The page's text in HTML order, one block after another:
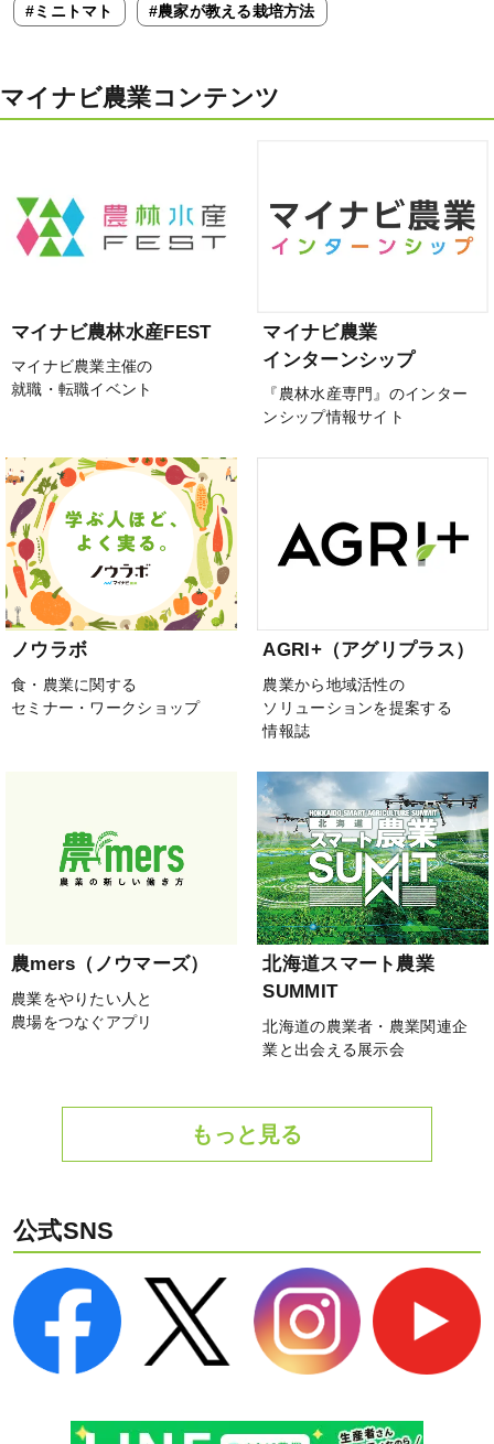
#ミニトマト #農家が教える栽培方法
マイナビ農業コンテンツ
マイナビ農林水産FEST
マイナビ農業主催の
就職・転職イベント
マイナビ農業
インターンシップ
『農林水産専門』のインター
ンシップ情報サイト
ノウラボ
食・農業に関する
セミナー・ワークショップ
AGRI+（アグリプラス）
農業から地域活性の
ソリューションを提案する
情報誌
農mers（ノウマーズ）
農業をやりたい人と
農場をつなぐアプリ
北海道スマート農業
SUMMIT
北海道の農業者・農業関連企
業と出会える展示会
もっと見る
公式SNS